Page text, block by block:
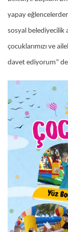
yapay
sosyal belediyecilik
çocuklarımızı ve
davet ediyorum”